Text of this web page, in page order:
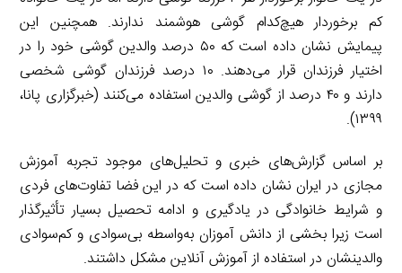
کم برخوردار هیچ‌کدام گوشی هوشمند ندارند. همچنین این
پیمایش نشان داده است که ۵۰ درصد والدین گوشی خود را در
اختیار فرزندان قرار می‌دهند. ۱۰ درصد فرزندان گوشی شخصی
دارند و ۴۰ درصد از گوشی والدین استفاده می‌کنند (خبرگزاری پانا،
۱۳۹۹).
بر اساس گزارش‌های خبری و تحلیل‌های موجود تجربه آموزش
مجازی در ایران نشان داده است که در این فضا تفاوت‌های فردی
و شرایط خانوادگی در یادگیری و ادامه تحصیل بسیار تأثیرگذار
است زیرا بخشی از دانش آموزان به‌واسطه بی‌سوادی و کم‌سوادی
والدینشان در استفاده از آموزش آنلاین مشکل داشتند.